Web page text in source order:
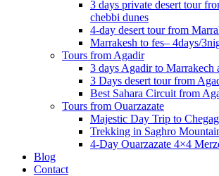
3 days private desert tour
chebbi dunes
4-day desert tour from
Marrakesh to fes– 4days/
Tours from Agadir
3 days Agadir to Marrakech
3 Days desert tour from
Best Sahara Circuit from
Tours from Ouarzazate
Majestic Day Trip to
Trekking in Saghro
4-Day Ouarzazate 4×4
Blog
Contact